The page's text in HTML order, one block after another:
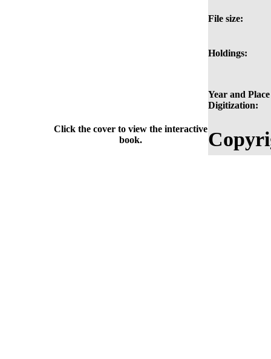
File size:
Holdings:
Year and
Digitization:
Click the cover to view the interactive
book.